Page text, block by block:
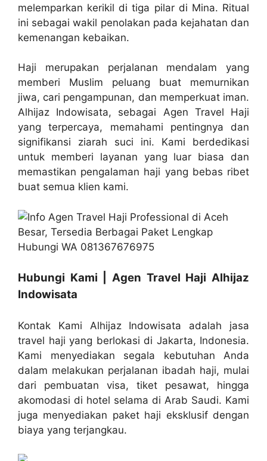
melemparkan kerikil di tiga pilar di Mina. Ritual
ini sebagai wakil penolakan pada kejahatan dan
kemenangan kebaikan.
Haji merupakan perjalanan mendalam yang
memberi Muslim peluang buat memurnikan
jiwa, cari pengampunan, dan memperkuat iman.
Alhijaz Indowisata, sebagai Agen Travel Haji
yang terpercaya, memahami pentingnya dan
signifikansi ziarah suci ini. Kami berdedikasi
untuk memberi layanan yang luar biasa dan
memastikan pengalaman haji yang bebas ribet
buat semua klien kami.
Hubungi Kami | Agen Travel Haji Alhijaz
Indowisata
Kontak Kami Alhijaz Indowisata adalah jasa
travel haji yang berlokasi di Jakarta, Indonesia.
Kami menyediakan segala kebutuhan Anda
dalam melakukan perjalanan ibadah haji, mulai
dari pembuatan visa, tiket pesawat, hingga
akomodasi di hotel selama di Arab Saudi. Kami
juga menyediakan paket haji eksklusif dengan
biaya yang terjangkau.